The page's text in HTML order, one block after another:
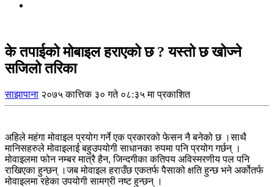
के तपाईको मोबाइल हराएको छ ? यस्तो छ खोज्ने
सजिलो तरिका
साझापाना २०७५ कात्तिक ३० गते ०८:३५ मा प्रकाशित
अहिले महंगा मोवाइल प्रयोग गर्ने एक प्रकारको फेसन नै बनेको छ ।साथै
मानिसहरुले मोवाइलाई बहुउपयोगी साधानका रुपमा पनि प्रयोग गर्छन् ।
मोवाइलमा फोन नम्बर मात्रै हैन, जिन्दगीका कतिपय अविस्मरणीय पल पनि
राखिएका हुन्छन् ।जब मोवाइल हराउँछ एकतर्फ पैसाको क्षति हुन्छ भने अर्कोतर्फ
मोवाइलमा रहेका उपयोगी सामग्री नष्ट हुन्छन् ।